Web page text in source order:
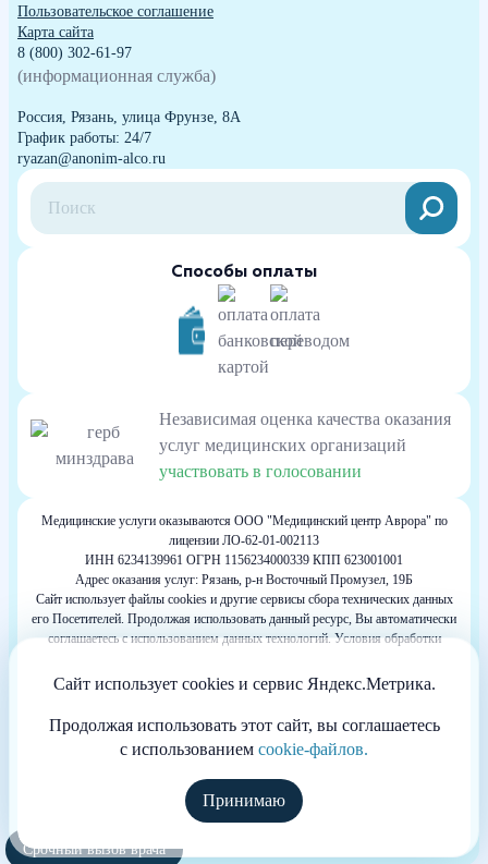
Пользовательское соглашение
Карта сайта
8 (800) 302-61-97
(информационная служба)
Россия, Рязань, улица Фрунзе, 8А
График работы: 24/7
ryazan@anonim-alco.ru
Способы оплаты
Независимая оценка качества оказания
услуг медицинских организаций
участвовать в голосовании
Медицинские услуги оказываются ООО "Медицинский центр Аврора" по
лицензии ЛО-62-01-002113
ИНН 6234139961 ОГРН 1156234000339 КПП 623001001
Адрес оказания услуг: Рязань, р-н Восточный Промузел, 19Б
Сайт использует файлы cookies и другие сервисы сбора технических данных
его Посетителей. Продолжая использовать данный ресурс, Вы автоматически
соглашаетесь с использованием данных технологий. Условия обработки
согласны с подобными условиями, просим покинуть наш Сайт.
Весь контент, размещенный на информационном ресурсе, предназначен для
личного ознакомления и не является офертой
Информация сайта не может служить источником постановки диагноза и
назначения лечения.
Сайт принадлежит частной компании, не размещающей на нём рекламу. Не
является официальным сайтом клиники. Основная миссия сайта состоит в
оказании медицинской и информационной помощи больным.
Сайт использует cookies и сервис Яндекс.Метрика.
Продолжая использовать этот сайт, вы соглашаетесь
с использованием cookie-файлов.
Принимаю
Срочный вызов врача